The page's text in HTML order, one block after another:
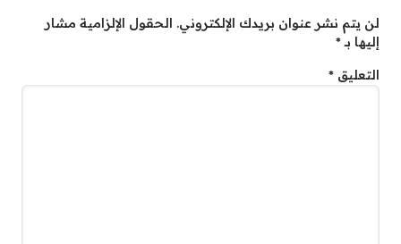
لن يتم نشر عنوان بريدك الإلكتروني. الحقول الإلزامية مشار
إليها بـ*
التعليق *